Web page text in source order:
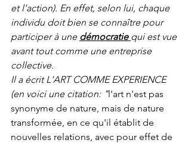
et l'action). En effet, selon lui, chaque
individu doit bien se connaître pour
participer à une démocratie qui est vue
avant tout comme une entreprise
collective.
Il a écrit L'ART COMME EXPERIENCE
(en voici une citation: "l'art n'est pas
synonyme de nature, mais de nature
transformée, en ce qu'il établit de
nouvelles relations, avec pour effet de